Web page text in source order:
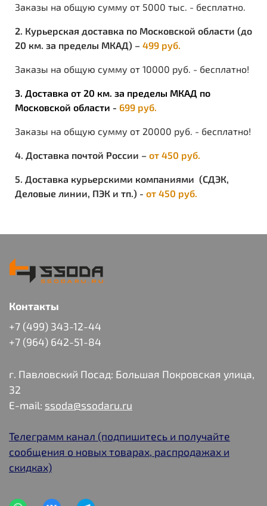
Заказы на общую сумму от 5000 тыс. - бесплатно.
2. Курьерская доставка по Московской области (до
20 км. за пределы МКАД) – 499 руб.
Заказы на общую сумму от 10000 руб. - бесплатно!
3. Доставка от 20 км. за пределы МКАД по
Московской области - 699 руб.
Заказы на общую сумму от 20000 руб. - бесплатно!
4. Доставка почтой России – от 450 руб.
5. Доставка курьерскими компаниями (СДЭК,
Деловые линии, ПЭК и тп.) - от 450 руб.
Контакты
+7 (499) 343-12-44
+7 (964) 642-51-84
г. Павловский Посад: Большая Покровская улица,
32
E-mail: ssoda@ssodaru.ru
Телеграмм канал (подпишитесь и получайте
сообщения о новых товарах, распродажах и
скидках)